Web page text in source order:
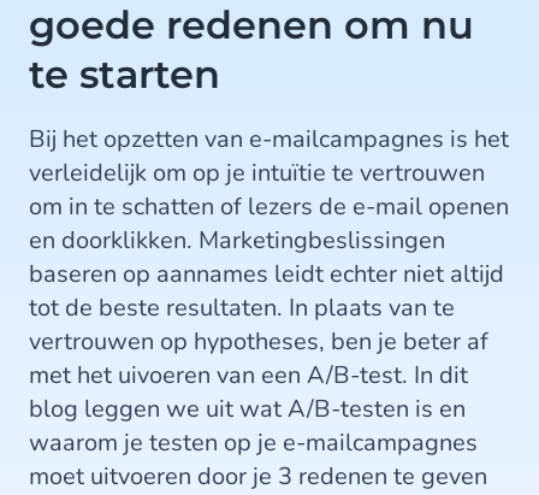
goede redenen om nu
te starten
Bij het opzetten van e-mailcampagnes is het
verleidelijk om op je intuïtie te vertrouwen
om in te schatten of lezers de e-mail openen
en doorklikken. Marketingbeslissingen
baseren op aannames leidt echter niet altijd
tot de beste resultaten. In plaats van te
vertrouwen op hypotheses, ben je beter af
met het uivoeren van een A/B-test. In dit
blog leggen we uit wat A/B-testen is en
waarom je testen op je e-mailcampagnes
moet uitvoeren door je 3 redenen te geven